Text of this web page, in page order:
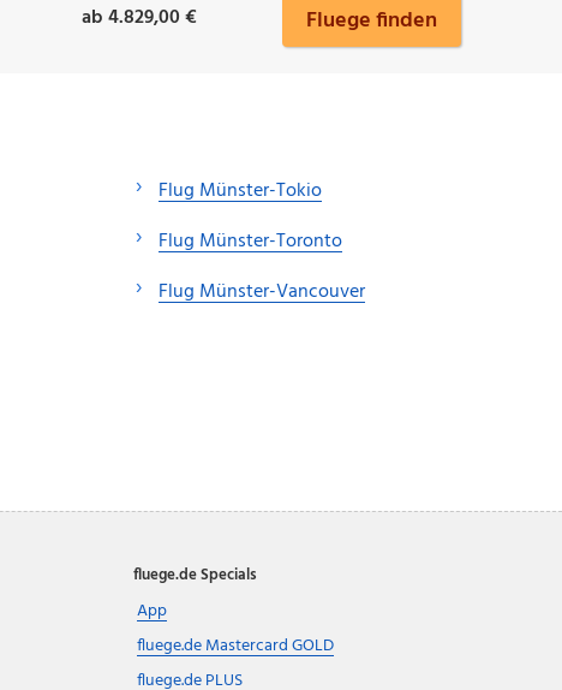
ab 4.829,00 € Fluege finden
Flug Münster-Tokio
Flug Münster-Toronto
Flug Münster-Vancouver